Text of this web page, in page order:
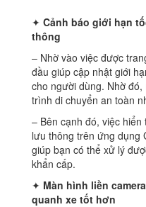
✦ Cảnh báo giới hạn
thông
– Nhờ vào việc được
đầu giúp cập nhật giới
cho người dùng. Nhờ
trình di chuyển an toàn
– Bên cạnh đó, việc
lưu thông trên ứng dụng
giúp bạn có thể xử lý
khẩn cấp.
✦ Màn hình liền
quanh xe tốt hơn